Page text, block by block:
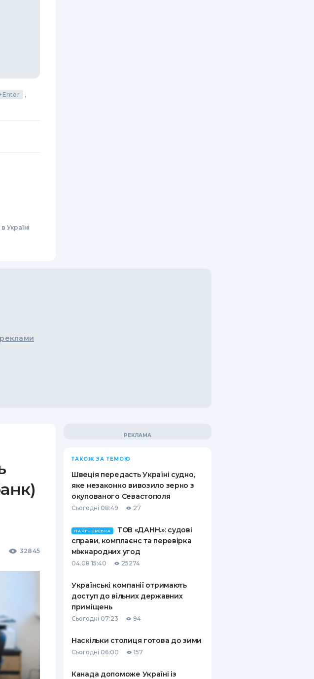
,
Україні
32845
ТАКОЖ ЗА ТЕМОЮ
Швеція передасть Україні судно,
яке незаконно вивозило зерно з
окупованого Севастополя
Сьогодні 08:49 27
ПАРТНЕРСЬКА
ТОВ «ДАНН.»: судові
справи, комплаєнс та перевірка
міжнародних угод
04.08 15:40 25274
Українські компанії отримають
доступ до вільних державних
приміщень
Сьогодні 07:23 94
Наскільки столиця готова до зими
Сьогодні 06:00 157
Канада допоможе Україні із